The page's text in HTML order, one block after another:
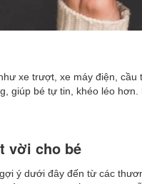
xe trượt, xe máy điện,
giúp bé tự tin, khéo léo
vời cho bé
ý dưới đây đến từ các